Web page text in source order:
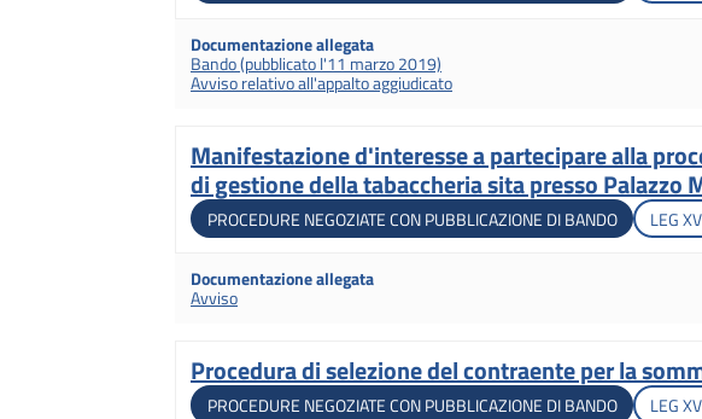
Documentazione allegata
Bando (pubblicato l'11 marzo 2019)
Avviso relativo all'appalto aggiudicato
Titolo
Manifestazione d'interesse a partecipare alla
di gestione della tabaccheria sita presso Palazzo
Tipologia di gara
PROCEDURE NEGOZIATE CON PUBBLICAZIONE DI BANDO LEG
Documentazione allegata
Avviso
Titolo
Procedura di selezione del contraente per la
Tipologia di gara
PROCEDURE NEGOZIATE CON PUBBLICAZIONE DI BANDO LEG